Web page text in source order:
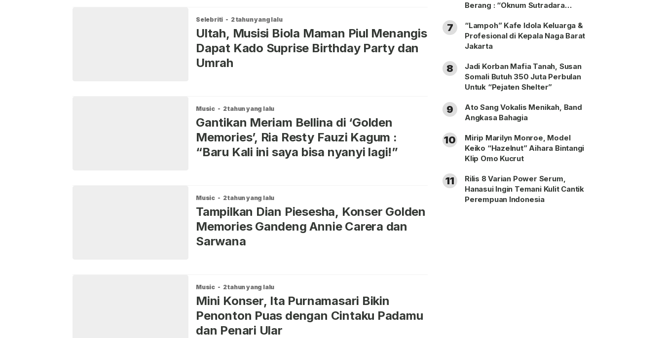
Selebriti - 2 tahun yang lalu
Ultah, Musisi Biola Maman Piul Menangis
Dapat Kado Suprise Birthday Party dan
Umrah
Music - 2 tahun yang lalu
Gantikan Meriam Bellina di ‘Golden
Memories’, Ria Resty Fauzi Kagum :
“Baru Kali ini saya bisa nyanyi lagi!”
Music - 2 tahun yang lalu
Tampilkan Dian Piesesha, Konser Golden
Memories Gandeng Annie Carera dan
Sarwana
Music - 2 tahun yang lalu
Mini Konser, Ita Purnamasari Bikin
Penonton Puas dengan Cintaku Padamu
dan Penari Ular
Berang : “Oknum Sutradara
7
“Lampoh” Kafe Idola Keluarga &
Profesional di Kepala Naga Barat
Jakarta
8
Jadi Korban Mafia Tanah, Susan
Somali Butuh 350 Juta Perbulan
Untuk “Pejaten Shelter”
9
Ato Sang Vokalis Menikah, Band
Angkasa Bahagia
10
Mirip Marilyn Monroe, Model
Keiko “Hazelnut” Aihara Bintangi
Klip Omo Kucrut
11
Rilis 8 Varian Power Serum,
Hanasui Ingin Temani Kulit Cantik
Perempuan Indonesia